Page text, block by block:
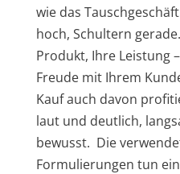
wie das
hoch, Schultern
Produkt, Ihre Leistung
Freude mit Ihrem
Kauf auch davon
laut und deutlich,
bewusst. Die
Formulierungen tun